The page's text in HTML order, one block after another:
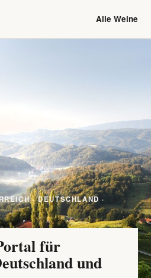
Alle Weine
· DEUTSCHLAND ·
für
und